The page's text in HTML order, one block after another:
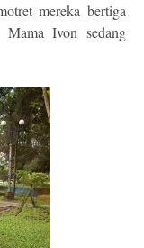
mereka bertiga
Mama Ivon sedang